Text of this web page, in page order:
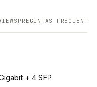
PREGUNTAS FRECUENTES
+ 4 SFP